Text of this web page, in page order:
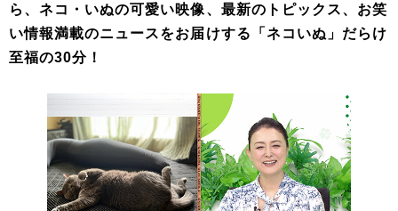
ら、ネコ・いぬの可愛い映像、最新のトピックス、お笑
い情報満載のニュースをお届けする「ネコいぬ」だらけ
至福の30分！